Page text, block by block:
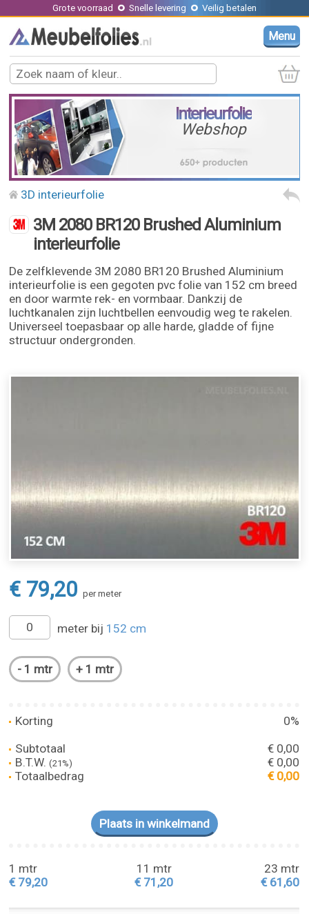
Grote voorraad Snelle levering Veilig betalen
Menu
Interieurfolie
Webshop
3D interieurfolie
3M 2080 BR120 Brushed Aluminium
interieurfolie
De zelfklevende 3M 2080 BR120 Brushed Aluminium
interieurfolie is een gegoten pvc folie van 152 cm breed
en door warmte rek- en vormbaar. Dankzij de
luchtkanalen zijn luchtbellen eenvoudig weg te rakelen.
Universeel toepasbaar op alle harde, gladde of fijne
structuur ondergronden.
€ 79,20 per meter
meter bij 152 cm
Korting
0%
Subtotaal
€ 0,00
B.T.W.(21%)
€ 0,00
Totaalbedrag
€ 0,00
1 mtr
€ 79,20
11 mtr
€ 71,20
23 mtr
€ 61,60